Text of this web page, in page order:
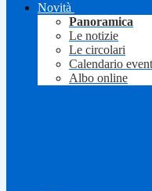
Novità
Panoramica
Le notizie
Le circolari
Calendario
Albo online